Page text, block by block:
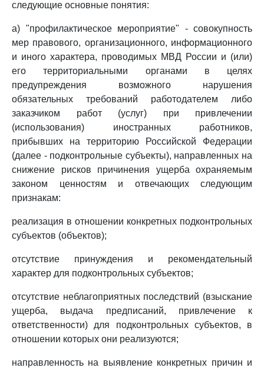
следующие основные понятия:
а) "профилактическое мероприятие" - совокупность
мер правового, организационного, информационного
и иного характера, проводимых МВД России и (или)
его территориальными органами в целях
предупреждения возможного нарушения
обязательных требований работодателем либо
заказчиком работ (услуг) при привлечении
(использования) иностранных работников,
прибывших на территорию Российской Федерации
(далее - подконтрольные субъекты), направленных на
снижение рисков причинения ущерба охраняемым
законом ценностям и отвечающих следующим
признакам:
реализация в отношении конкретных подконтрольных
субъектов (объектов);
отсутствие принуждения и рекомендательный
характер для подконтрольных субъектов;
отсутствие неблагоприятных последствий (взыскание
ущерба, выдача предписаний, привлечение к
ответственности) для подконтрольных субъектов, в
отношении которых они реализуются;
направленность на выявление конкретных причин и